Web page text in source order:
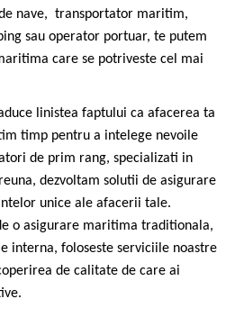
nave, transportator maritim,
sau operator portuar, te putem
care se potriveste cel mai
linistea faptului ca afacerea ta
timp pentru a intelege nevoile
de prim rang, specializati in
dezvoltam solutii de asigurare
unice ale afacerii tale.
o asigurare maritima traditionala,
interna, foloseste serviciile noastre
de calitate de care ai